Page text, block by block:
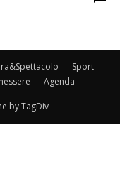
Sport
Agenda
by TagDiv